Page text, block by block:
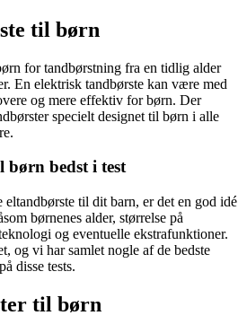
til børn
for tandbørstning fra en tidlig alder
En elektrisk tandbørste kan være med
og mere effektiv for børn. Der
specielt designet til børn i alle
bedst i test
til dit barn, er det en god idé
børnenes alder, størrelse på
og eventuelle ekstrafunktioner.
og vi har samlet nogle af de bedste
disse tests.
til børn